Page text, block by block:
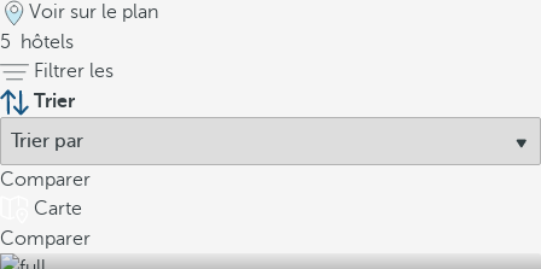
Voir sur le plan
5
hôtels
Filtrer les
Trier
Comparer
Carte
Comparer